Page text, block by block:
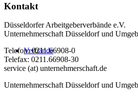
Verbände
Kontakt
Düsseldorfer Arbeitgeberverbände e.V.
Unternehmerschaft Düsseldorf und
Telefon: 0211.66908-0
Telefax: 0211.66908-30
service (at) unternehmerschaft.de
Unternehmerschaft Düsseldorf und